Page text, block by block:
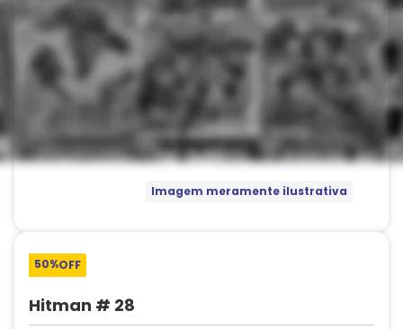
Imagem meramente ilustrativa
50%OFF
Hitman # 28